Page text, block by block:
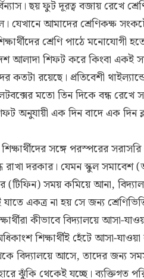
ছয় ফুট দূরত্ব বজায় রেখে
যেখানে আমাদের শ্রেণিকক্ষ
শ্রেণি পাঠে মনোযোগী
আলাদা শিফট করে কিংবা একই
কতটা রয়েছে। প্রতিবেশী
মতো তিন দিকে বন্ধ
অনুযায়ী এক দিন বাদে এক
সঙ্গে পরস্পরের
রাখা দরকার। যেমন স্কুল সমাবেশ
(টিফিন) সময় কমিয়ে আনা,
একত্র না হয় সে জন্য
কীভাবে বিদ্যালয়ে আসা-
শিক্ষার্থীই হেঁটে আসা-
বিদ্যালয়ে আসে, তাদের জন্য
ঝুঁকি থেকেই যচ্ছে। ব্যক্তিগত